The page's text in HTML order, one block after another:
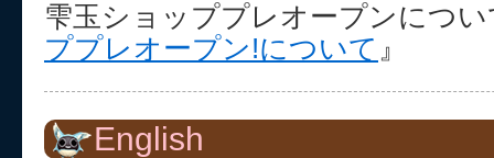
雫玉ショッププレオープンにつ
ププレオープン!について 』
English